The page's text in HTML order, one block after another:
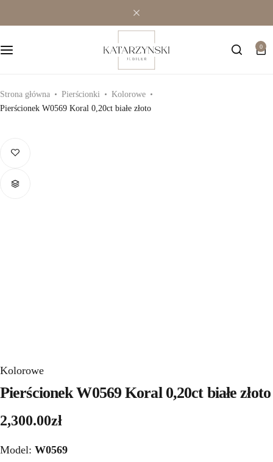
0
Strona główna Pierścionki
Kolorowe
Pierścionek W0569 Koral 0,20ct białe złoto
Kolorowe
Pierścionek W0569 Koral 0,20ct białe złoto
2,300.00zł
Model: W0569
Modowe
Pozostała biżuteria
Zawieszki